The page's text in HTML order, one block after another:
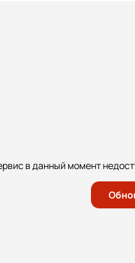
в данный момент